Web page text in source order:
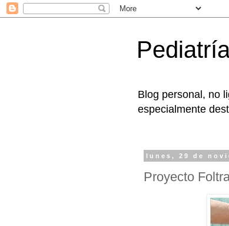
Blog personal, no
especialmente
lunes, 29 de
Proyecto